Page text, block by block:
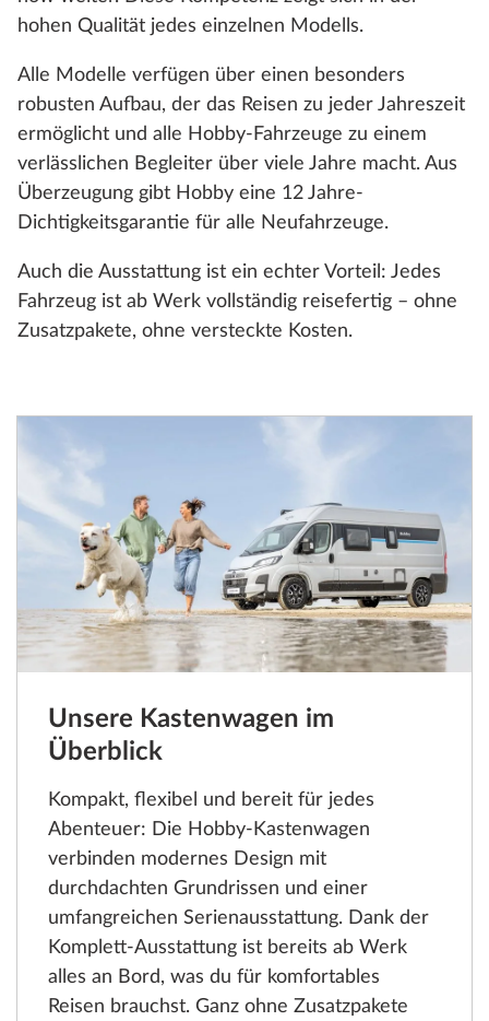
hohen Qualität jedes einzelnen Modells.
Alle Modelle verfügen über einen besonders
robusten Aufbau, der das Reisen zu jeder Jahreszeit
ermöglicht und alle Hobby-Fahrzeuge zu einem
verlässlichen Begleiter über viele Jahre macht. Aus
Überzeugung gibt Hobby eine 12 Jahre-
Dichtigkeitsgarantie für alle Neufahrzeuge.
Auch die Ausstattung ist ein echter Vorteil: Jedes
Fahrzeug ist ab Werk vollständig reisefertig – ohne
Zusatzpakete, ohne versteckte Kosten.
Unsere Kastenwagen im
Überblick
Kompakt, flexibel und bereit für jedes
Abenteuer: Die Hobby-Kastenwagen
verbinden modernes Design mit
durchdachten Grundrissen und einer
umfangreichen Serienausstattung. Dank der
Komplett-Ausstattung ist bereits ab Werk
alles an Bord, was du für komfortables
Reisen brauchst. Ganz ohne Zusatzpakete